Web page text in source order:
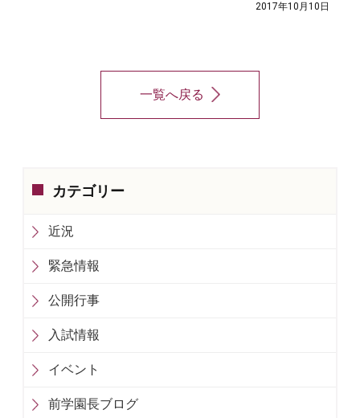
2017年10月10日
一覧へ戻る
カテゴリー
近況
緊急情報
公開行事
入試情報
イベント
前学園長ブログ